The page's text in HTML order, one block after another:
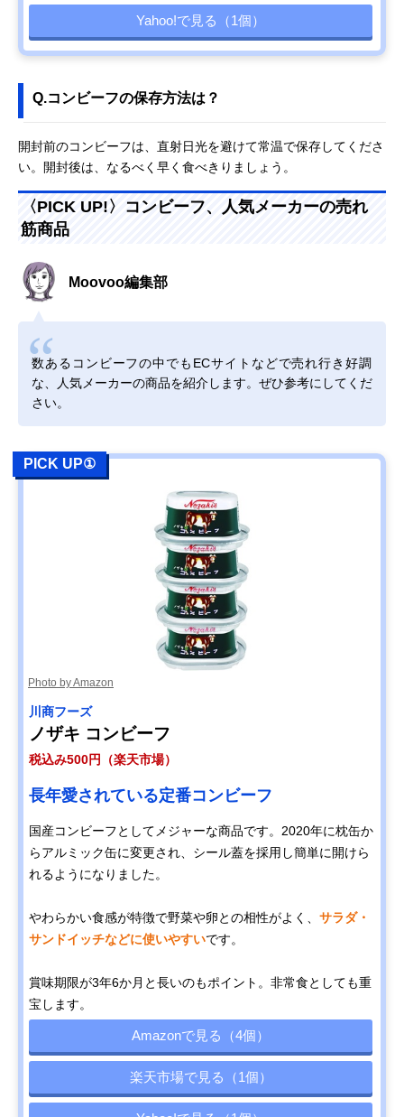
Yahoo!で見る（1個）
Q.コンビーフの保存方法は？
開封前のコンビーフは、直射日光を避けて常温で保存してくださ
い。開封後は、なるべく早く食べきりましょう。
〈PICK UP!〉コンビーフ、人気メーカーの売れ
筋商品
Moovoo編集部
数あるコンビーフの中でもECサイトなどで売れ行き好調
な、人気メーカーの商品を紹介します。ぜひ参考にしてくだ
さい。
PICK UP①
Photo by Amazon
川商フーズ
ノザキ コンビーフ
税込み500円（楽天市場）
長年愛されている定番コンビーフ
国産コンビーフとしてメジャーな商品です。2020年に枕缶か
らアルミック缶に変更され、シール蓋を採用し簡単に開けら
れるようになりました。
やわらかい食感が特徴で野菜や卵との相性がよく、 サラダ・
サンドイッチなどに使いやすいです。
賞味期限が3年6か月と長いのもポイント。非常食としても重
宝します。
Amazonで見る（4個）
楽天市場で見る（1個）